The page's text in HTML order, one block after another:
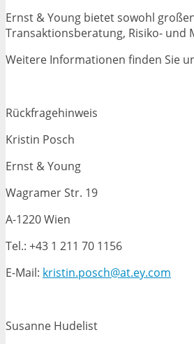
Ernst & Young bietet sowohl
Transaktionsberatung, Risiko- und
Weitere Informationen finden Sie
Rückfragehinweis
Kristin Posch
Ernst & Young
Wagramer Str. 19
A-1220 Wien
Tel.: +43 1 211 70 1156
E-Mail: kristin.posch@at.ey.com
Susanne Hudelist